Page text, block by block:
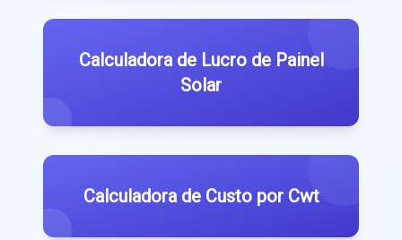
Calculadora de Lucro de Painel
Solar
Calculadora de Custo por Cwt